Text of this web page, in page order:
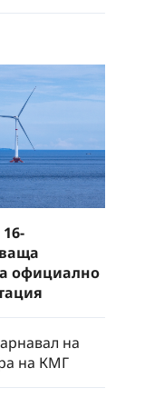
официално
на
на КМГ